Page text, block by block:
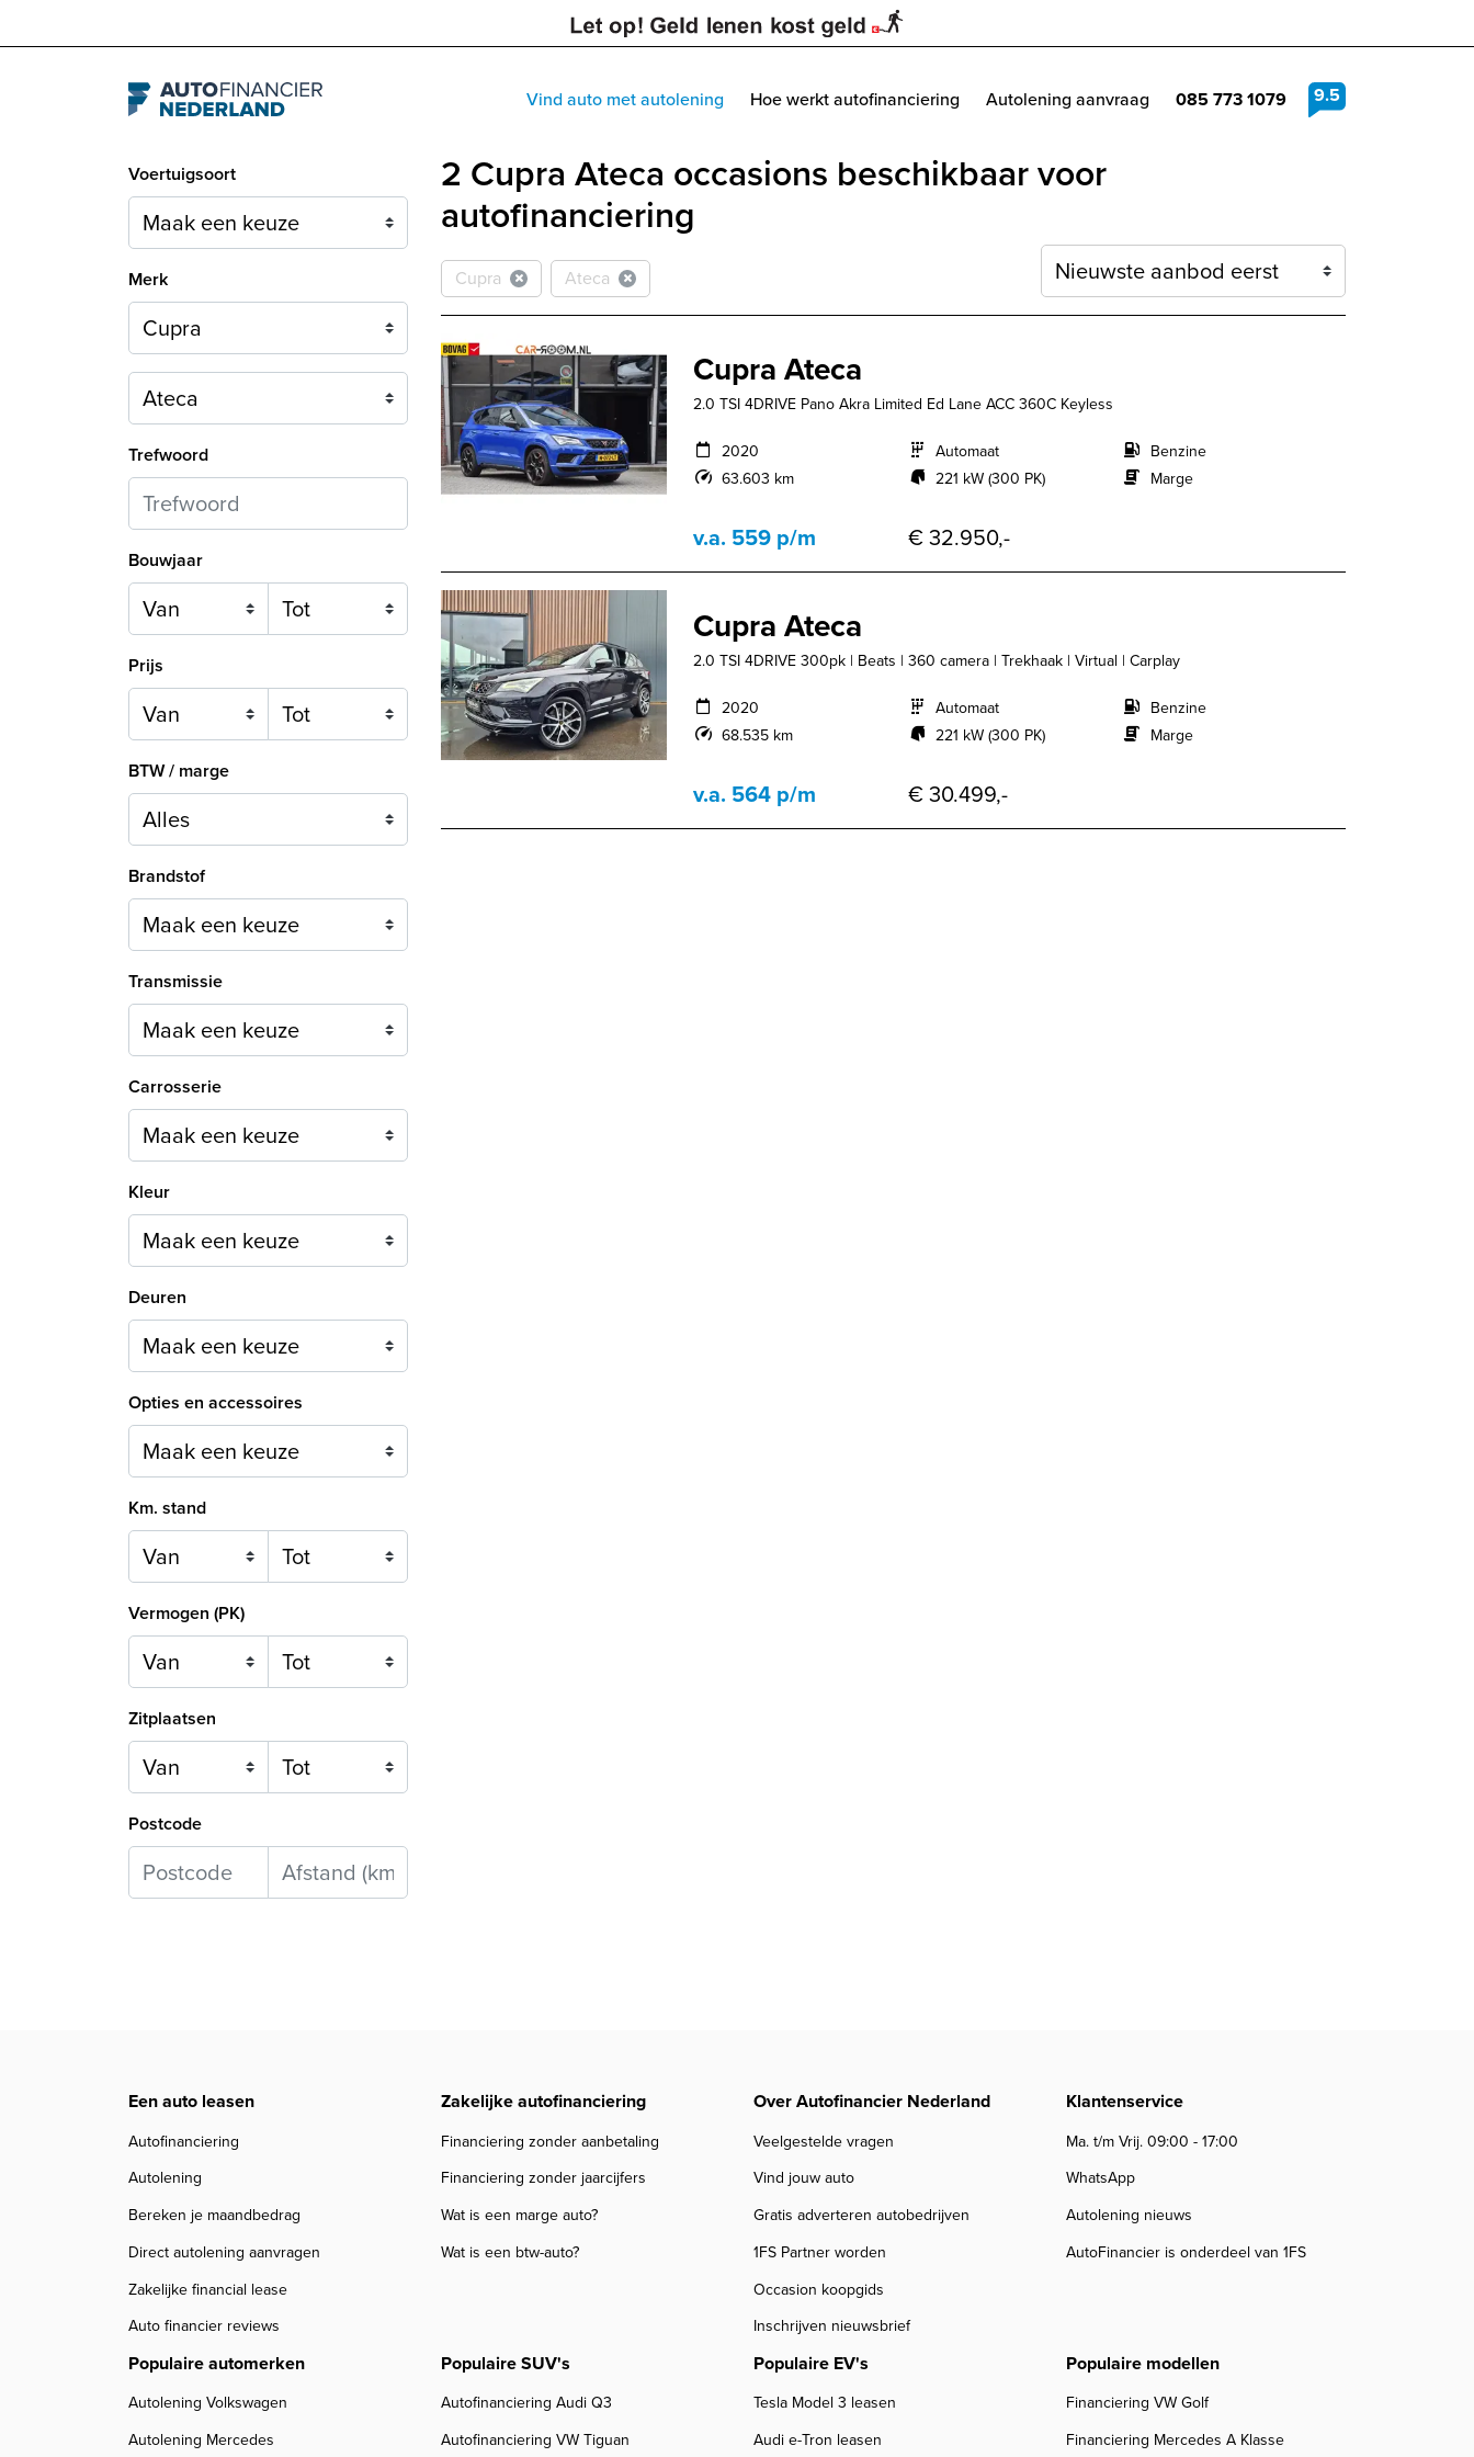
Navigation 9.5
Vind auto met autolening Hoe werkt autofinanciering Autolening aanvraag 085 773 1079
Voertuigsoort
Merk
Model
Trefwoord
Bouwjaar
Prijs
BTW / marge
Brandstof
Maak een keuze
Transmissie
Carrosserie
Maak een keuze
Kleur
Maak een keuze
Deuren
Maak een keuze
Opties en accessoires
Maak een keuze
Km. stand
Vermogen (PK)
Zitplaatsen
Postcode
2 Cupra Ateca occasions beschikbaar voor
autofinanciering
Cupra Ateca
Sortering
Cupra Ateca
2.0 TSI 4DRIVE Pano Akra Limited Ed Lane ACC 360C Keyless
2020
63.603 km
Automaat
221 kW (300 PK)
Benzine
Marge
v.a. 559 p/m € 32.950,-
Cupra Ateca
2.0 TSI 4DRIVE 300pk | Beats | 360 camera | Trekhaak | Virtual | Carplay
2020
68.535 km
Automaat
221 kW (300 PK)
Benzine
Marge
v.a. 564 p/m € 30.499,-
Een auto leasen
Autofinanciering
Autolening
Bereken je maandbedrag
Direct autolening aanvragen
Zakelijke financial lease
Auto financier reviews
Zakelijke autofinanciering
Financiering zonder aanbetaling
Financiering zonder jaarcijfers
Wat is een marge auto?
Wat is een btw-auto?
Over Autofinancier Nederland
Veelgestelde vragen
Vind jouw auto
Gratis adverteren autobedrijven
1FS Partner worden
Occasion koopgids
Inschrijven nieuwsbrief
Klantenservice
Ma. t/m Vrij. 09:00 - 17:00
WhatsApp
Autolening nieuws
AutoFinancier is onderdeel van 1FS
Populaire automerken
Autolening Volkswagen
Autolening Mercedes
Populaire SUV's
Autofinanciering Audi Q3
Autofinanciering VW Tiguan
Populaire EV's
Tesla Model 3 leasen
Audi e-Tron leasen
Populaire modellen
Financiering VW Golf
Financiering Mercedes A Klasse